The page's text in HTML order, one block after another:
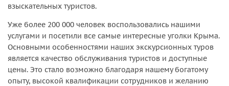
взыскательных туристов.
Уже более 200 000 человек воспользовались нашими
услугами и посетили все самые интересные уголки Крыма.
Основными особенностями наших экскурсионных туров
является качество обслуживания туристов и доступные
цены. Это стало возможно благодаря нашему богатому
опыту, высокой квалификации сотрудников и желанию